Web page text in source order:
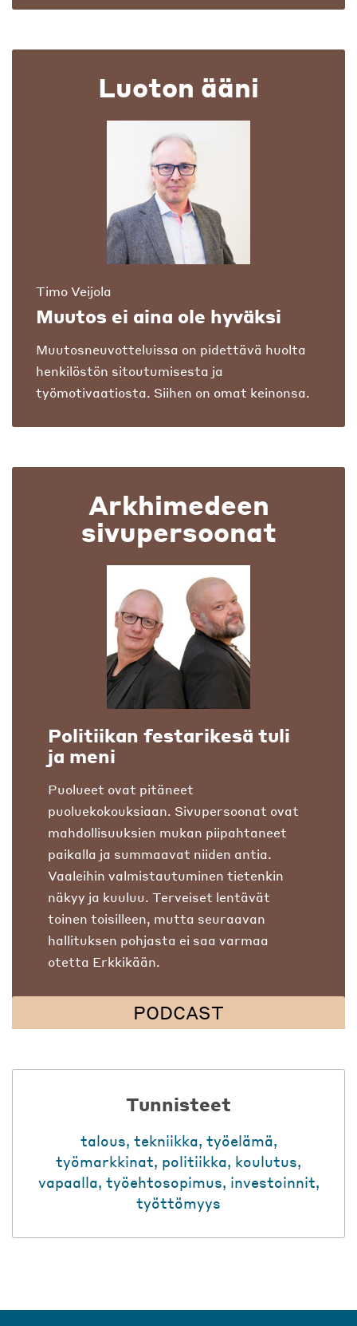
Luoton ääni
Timo Veijola
Muutos ei aina ole hyväksi
Muutosneuvotteluissa on pidettävä huolta
henkilöstön sitoutumisesta ja
työmotivaatiosta. Siihen on omat keinonsa.
Arkhimedeen
sivupersoonat
Politiikan festarikesä tuli
ja meni
Puolueet ovat pitäneet
puoluekokouksiaan. Sivupersoonat ovat
mahdollisuuksien mukan piipahtaneet
paikalla ja summaavat niiden antia.
Vaaleihin valmistautuminen tietenkin
näkyy ja kuuluu. Terveiset lentävät
toinen toisilleen, mutta seuraavan
hallituksen pohjasta ei saa varmaa
otetta Erkkikään.
PODCAST
Tunnisteet
talous, tekniikka, työelämä,
työmarkkinat, politiikka, koulutus,
vapaalla, työehtosopimus, investoinnit,
työttömyys